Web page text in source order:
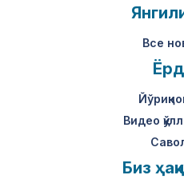
Все
Видео
Биз